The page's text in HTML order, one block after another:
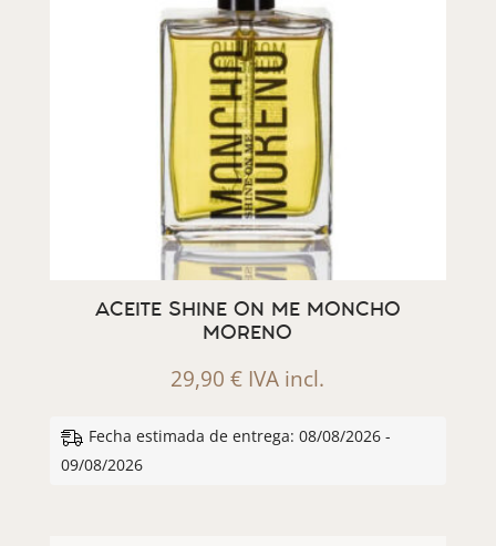
ACEITE SHINE ON ME MONCHO
MORENO
29,90€ IVA incl.
Fecha estimada de entrega: 08/08/2026 -
09/08/2026